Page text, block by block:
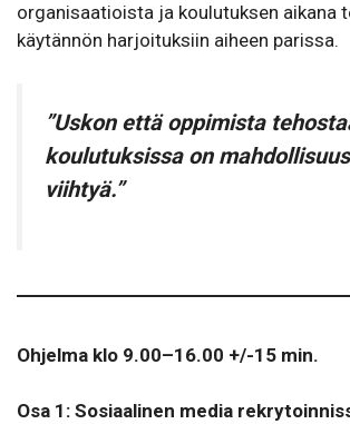
organisaatioista ja koulutuksen aikana
käytännön harjoituksiin aiheen parissa.
”Uskon että oppimista
koulutuksissa on
viihtyä.”
Ohjelma klo 9.00–16.00 +/-15 min.
Osa 1: Sosiaalinen media